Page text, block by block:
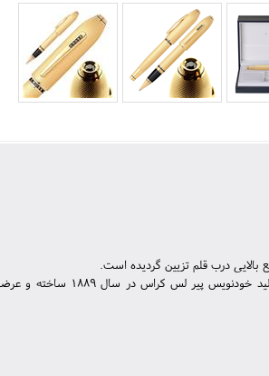
این قلم در سال 2014 و به مناسبت